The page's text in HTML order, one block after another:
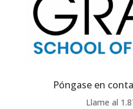
Póngase en
Llame al